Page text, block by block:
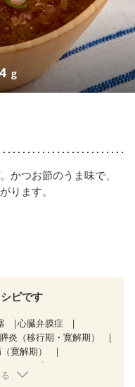
g
かつお節のうま味で、
ります。
ピです
心臓弁膜症
炎（移行期・寛解期）
寛解期）
ジ１）
３a）